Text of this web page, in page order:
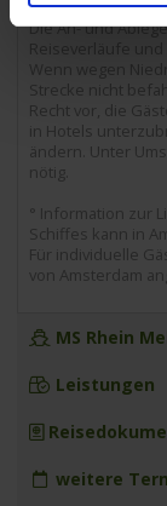
Die An- und
Wenn wegen
Strecke nicht
Recht vor, die
in Hotels
ändern. Unter
nötig.
° Information zur
Schiffes kann in
Für individuelle
von Amsterdam
MS Rhein
Leistungen
weitere